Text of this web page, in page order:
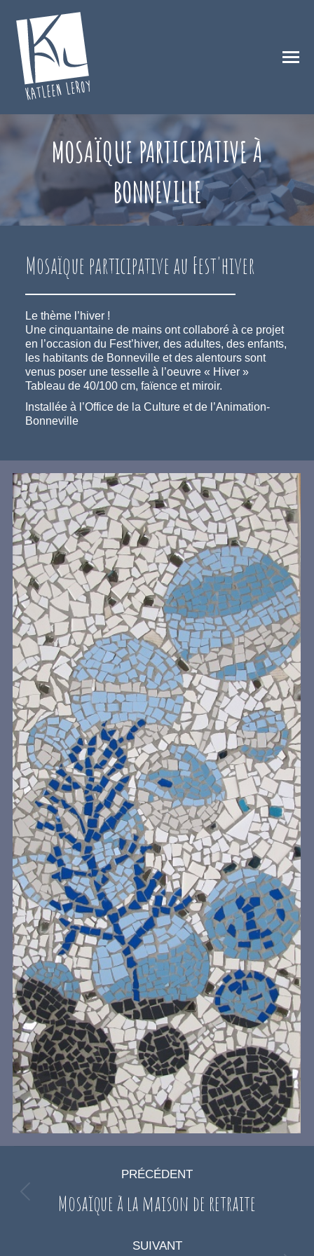
MOSAÏQUE PARTICIPATIVE À
BONNEVILLE
Mosaïque participative au Fest'hiver
Le thème l’hiver !
Une cinquantaine de mains ont collaboré à ce projet
en l’occasion du Fest’hiver, des adultes, des enfants,
les habitants de Bonneville et des alentours sont
venus poser une tesselle à l’oeuvre « Hiver »
Tableau de 40/100 cm, faïence et miroir.
Installée à l’Office de la Culture et de l’Animation-
Bonneville
PRÉCÉDENT
Article
précédent
Mosaïque à la maison de retraite
SUIVANT